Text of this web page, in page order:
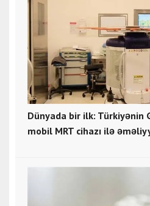
Dünyada bir ilk: Türkiyənin
mobil MRT cihazı ilə